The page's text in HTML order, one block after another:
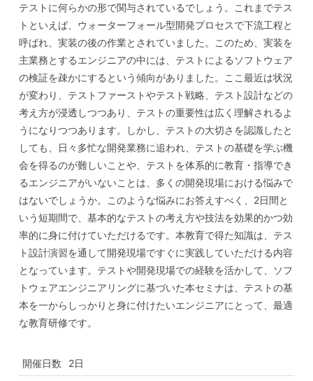
テストに何らかの形で関与されているでしょう。これまでテス
トといえば、ウォーターフォール型開発プロセスで下流工程と
呼ばれ、実装の後の作業とされていました。このため、実装を
主業務とするエンジニアの中には、テストによるソフトウェア
の検証を疎かにするという傾向がありました。ここ最近は状況
が変わり、テストファーストやテスト戦略、テスト設計などの
考え方が浸透しつつあり、テストの重要性は広く理解されるよ
うになりつつあります。しかし、テストの大切さを認識したと
しても、日々多忙な開発業務に追われ、テストの基礎を学ぶ機
会を得るのが難しいことや、テストを体系的に教育・指導でき
るエンジニアがいないことは、多くの開発現場における悩みで
はないでしょうか。このような悩みにお答えすべく、2日間と
いう短期間で、基本的なテストの考え方や技法を効果的かつ効
率的に身に付けていただけるです。本教育で得た知識は、テス
ト設計演習を通して開発現場ですぐに実践していただける内容
となっています。テストや開発現場での経験を活かして、ソフ
トウェアエンジニアリングに基づいた本セミナは、テストの基
本を一からしっかりと身に付けたいエンジニアにとって、最適
な教育研修です。
開催日数 2日